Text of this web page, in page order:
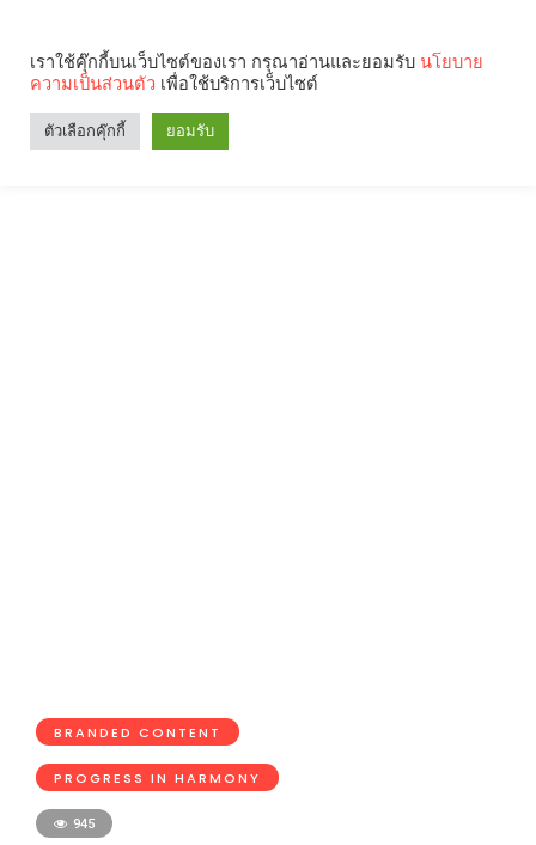
BRANDED CONTENT
PROGRESS IN HARMONY
945
เราใช้คุ๊กกี้บนเว็บไซต์ของเรา กรุณาอ่านและยอมรับ นโยบาย
ความเป็นส่วนตัว เพื่อใช้บริการเว็บไซต์
ตัวเลือกคุ๊กกี้ ยอมรับ